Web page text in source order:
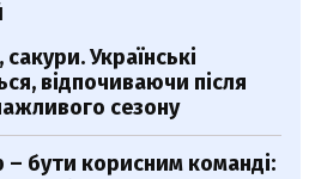
Українські
відпочиваючи після
сезону
бути корисним команді: